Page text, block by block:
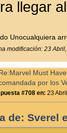
llegar
Unocualquiera
modificación: 23
Must
por los
#708 en: 23
de: Sverel